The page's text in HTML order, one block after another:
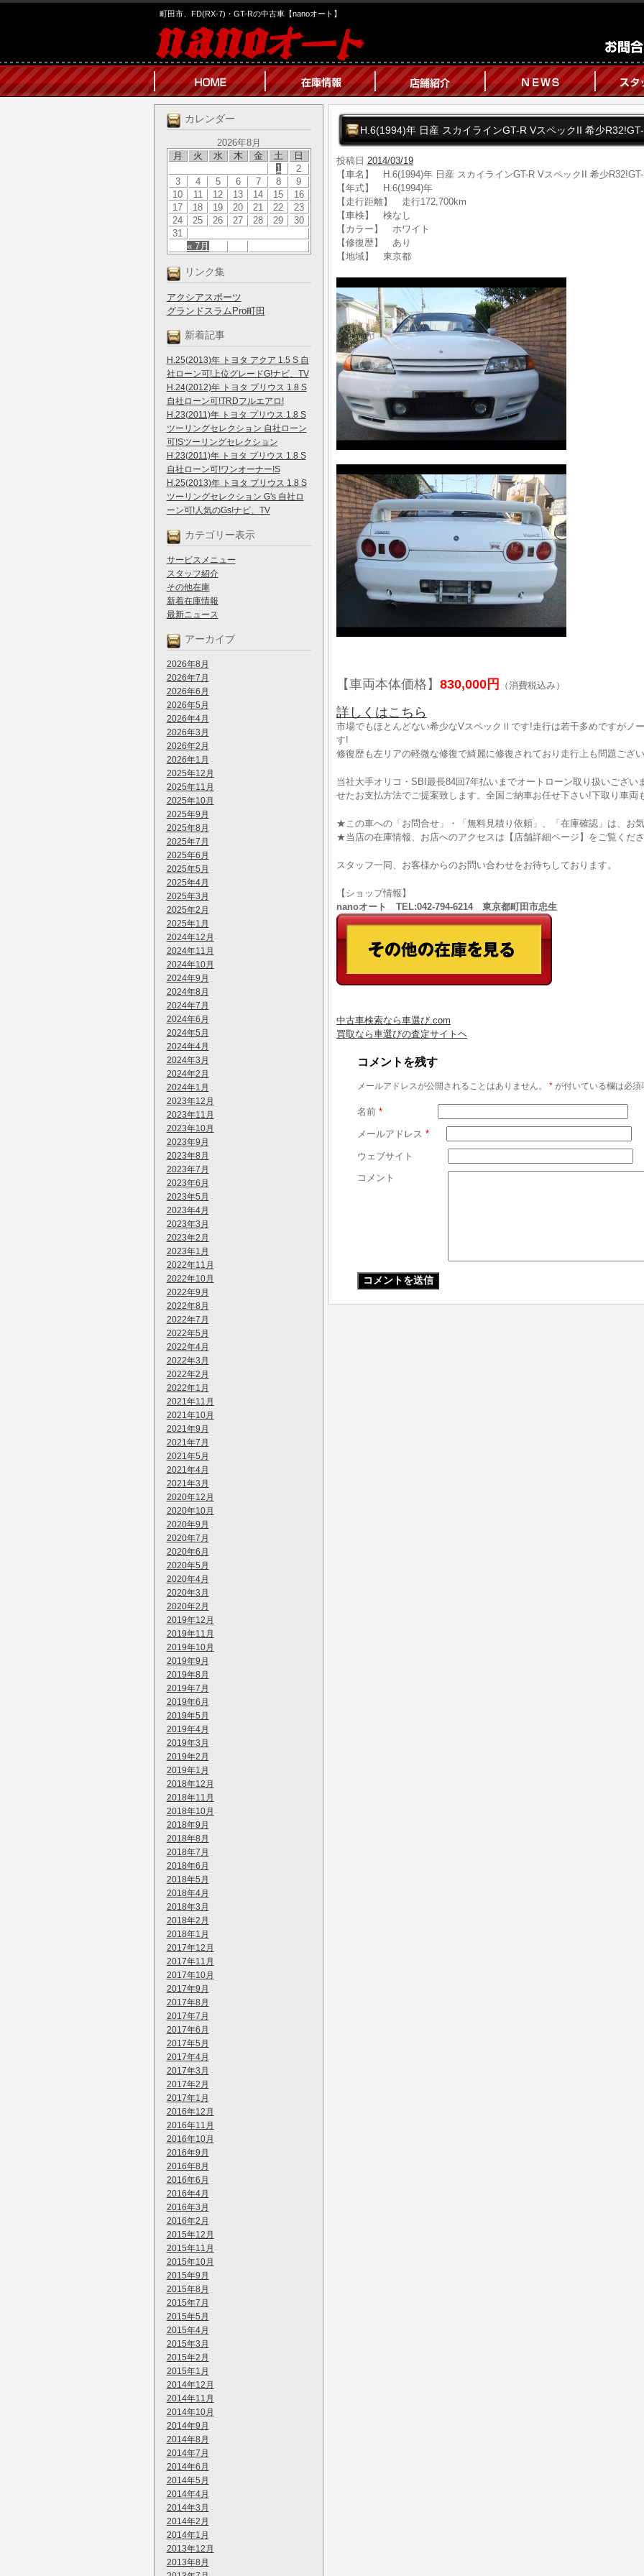
町田市、FD(RX-7)・GT-Rの中古車【nanoオート】
カレンダー
2026年8月
月
火 水 木 金 土 日
« 7月
1
2
3
4 5 6 7 8
9
10
11 12 13 14 15
16
17
18 19 20 21 22
23
24
25 26 27 28 29
30
31
リンク集
アクシアスポーツ
グランドスラムPro町田
新着記事
H.25(2013)年 トヨタ アクア 1.5 S 自
社ローン可!上位グレードG!ナビ、TV
H.24(2012)年 トヨタ プリウス 1.8 S
自社ローン可!TRDフルエアロ!
H.23(2011)年 トヨタ プリウス 1.8 S
ツーリングセレクション 自社ローン
可!Sツーリングセレクション
H.23(2011)年 トヨタ プリウス 1.8 S
自社ローン可!ワンオーナー!S
H.25(2013)年 トヨタ プリウス 1.8 S
ツーリングセレクション G's 自社ロ
ーン可!人気のGs!ナビ、TV
カテゴリー表示
サービスメニュー
スタッフ紹介
その他在庫
新着在庫情報
最新ニュース
アーカイブ
2026年8月
2026年7月
2026年6月
2026年5月
2026年4月
2026年3月
2026年2月
2026年1月
2025年12月
2025年11月
2025年10月
2025年9月
2025年8月
2025年7月
2025年6月
2025年5月
2025年4月
2025年3月
2025年2月
2025年1月
2024年12月
2024年11月
2024年10月
2024年9月
2024年8月
2024年7月
2024年6月
2024年5月
2024年4月
2024年3月
2024年2月
2024年1月
2023年12月
2023年11月
2023年10月
2023年9月
2023年8月
2023年7月
2023年6月
2023年5月
2023年4月
2023年3月
2023年2月
2023年1月
2022年11月
2022年10月
2022年9月
2022年8月
2022年7月
2022年5月
2022年4月
2022年3月
2022年2月
2022年1月
2021年11月
2021年10月
2021年9月
2021年7月
2021年5月
2021年4月
2021年3月
2020年12月
2020年10月
2020年9月
2020年7月
2020年6月
2020年5月
2020年4月
2020年3月
2020年2月
2019年12月
2019年11月
2019年10月
2019年9月
2019年8月
2019年7月
2019年6月
2019年5月
2019年4月
2019年3月
2019年2月
2019年1月
2018年12月
2018年11月
2018年10月
2018年9月
2018年8月
2018年7月
2018年6月
2018年5月
2018年4月
2018年3月
2018年2月
2018年1月
2017年12月
2017年11月
2017年10月
2017年9月
2017年8月
2017年7月
2017年6月
2017年5月
2017年4月
2017年3月
2017年2月
2017年1月
2016年12月
2016年11月
2016年10月
2016年9月
2016年8月
2016年6月
2016年4月
2016年3月
2016年2月
2015年12月
2015年11月
2015年10月
2015年9月
2015年8月
2015年7月
2015年5月
2015年4月
2015年3月
2015年2月
2015年1月
2014年12月
2014年11月
2014年10月
2014年9月
2014年8月
2014年7月
2014年6月
2014年5月
2014年4月
2014年3月
2014年2月
2014年1月
2013年12月
2013年8月
H.6(1994)年 日産 スカイラインGT-R VスペックII 希少
投稿日 2014/03/19
【車名】 H.6(1994)年 日産 スカイラインGT-R VスペックII 希少
【年式】 H.6(1994)年
【走行距離】 走行172,700km
【車検】 検なし
【カラー】 ホワイト
【修復歴】 あり
【地域】 東京都
【車両本体価格】 830,000円 （消費税込み）
詳しくはこちら
市場でもほとんどない希少なVスペックⅡです!走行は若干多めですがノ
す!
修復歴も左リアの軽微な修復で綺麗に修復されており走行上も問題ござ
当社大手オリコ・SBI最長84回7年払いまでオートローン取り扱いござ
せたお支払方法でご提案致します。全国ご納車お任せ下さい!下取り車両
★この車への「お問合せ」・「無料見積り依頼」、「在庫確認」は、お
★当店の在庫情報、お店へのアクセスは【店舗詳細ページ】をご覧くだ
スタッフ一同、お客様からのお問い合わせをお待ちしております。
【ショップ情報】
nanoオート TEL:042-794-6214 東京都町田市忠生
中古車検索なら車選び.com
買取なら車選びの査定サイトヘ
コメントを残す
メールアドレスが公開されることはありません。 * が付いている欄は必須
名前 *
メールアドレス *
ウェブサイト
コメント